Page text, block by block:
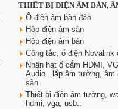
THIẾT BỊ ĐIỆN ÂM BÀN,
Ổ điện âm bàn đảo
Hộp điện âm sàn
Hộp điện âm bàn
Công tắc, ổ điện Novalink
Nhân hạt ổ cắm HDMI,
Audio.. lắp âm tường, âm
sàn
Thiết bị điện âm tường,
hdmi, vga, usb..